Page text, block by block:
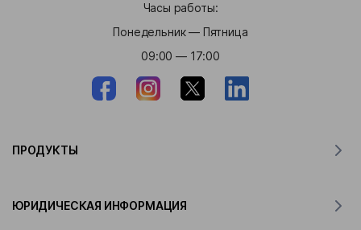
Часы работы:
Понедельник — Пятница
09:00 — 17:00
ПРОДУКТЫ
Переводчик для Windows
ЮРИДИЧЕСКАЯ ИНФОРМАЦИЯ